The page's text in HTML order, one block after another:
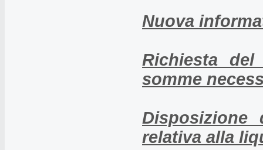
Nuova
Richiesta
somme
Disposizione
relativa alla